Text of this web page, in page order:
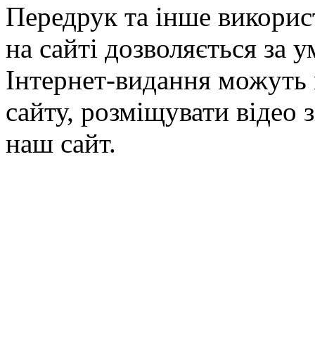
Передрук та інше
на сайті дозволяється
Інтернет-видання можуть
сайту, розміщувати відео
наш сайт.